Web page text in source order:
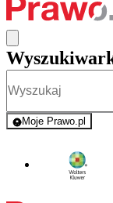
Moje Prawo.pl
- rejestracja i